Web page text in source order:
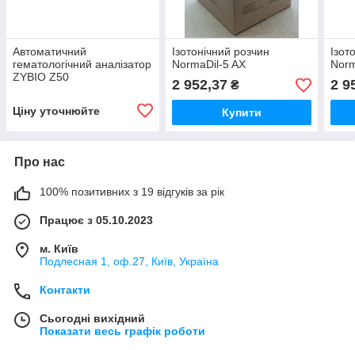
Автоматичний
гематологічний аналізатор
ZYBIO Z50
Ціну уточнюйте
Ізотонічний розчин
NormaDil-5 AX
2 952,37₴
Купити
2
Про нас
100% позитивних з 19 відгуків за рік
Працює з 05.10.2023
м. Київ
Подлесная 1, оф.27, Київ, Україна
Контакти
Сьогодні вихідний
Показати весь графік роботи